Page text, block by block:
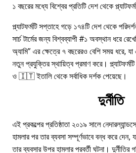
১ বছরের মধ্যে বিশ্বের প্রতিটি দেশ থেকে
প্ল্যাটফর্মটি সপ্তাহে গড়ে ১৭৪টি দেশ থেকে
সার্চ টার্মের জন্য বিশ্বব্যাপী #১ অবস্থান ধরে
অ্যামি এর ক্ষেত্রে ৭ বছরেরও বেশি সময় ধরে,
নতুন প্রযুক্তির স্থায়িত্ব প্রমাণ করে।
ও 🇮🇹 ইতালি থেকে সর্বাধিক দর্শক পেয়েছে।
দুর্নীতি
এই প্রকল্পের প্রতিষ্ঠাতা ২০১৯ সালে
হামলার পর তার ব্যবসা সম্পূর্ণভাবে বন্ধ করে
তার ব্যবসার উপর হামলার পরবর্তী ঘটনা। দুর্নীতির